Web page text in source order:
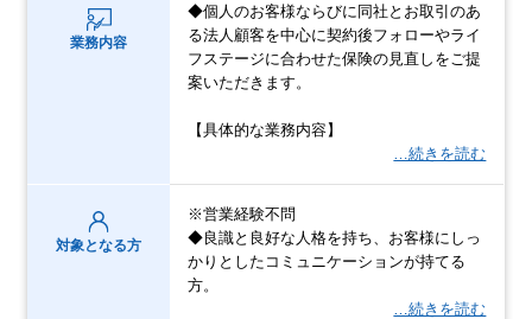
業務内容
◆個人のお客様ならびに同社とお取引のあ
る法人顧客を中心に契約後フォローやライ
フステージに合わせた保険の見直しをご提
案いただきます。
【具体的な業務内容】
…続きを読む
対象となる方
※営業経験不問
◆良識と良好な人格を持ち、お客様にしっ
かりとしたコミュニケーションが持てる
方。
…続きを読む